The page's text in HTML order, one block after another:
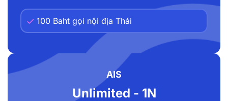
100 Baht gọi nội địa Thái
AIS
Unlimited - 1N